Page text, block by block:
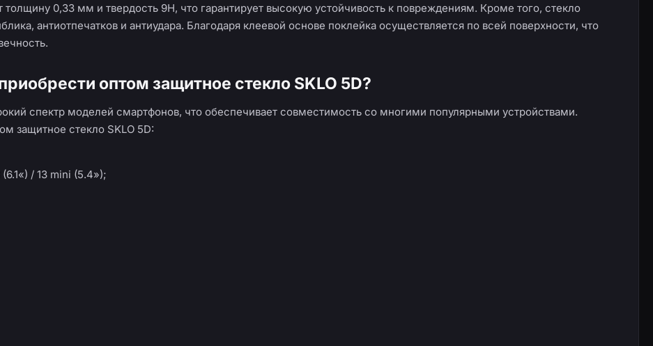
0,33 мм и твердость 9H, что гарантирует высокую устойчивость к повреждениям. Кроме того, стекло
антиотпечатков и антиудара. Благодаря клеевой основе поклейка осуществляется по всей поверхности, что
оптом защитное стекло SKLO 5D?
спектр моделей смартфонов, что обеспечивает совместимость со многими популярными устройствами.
защитное стекло SKLO 5D:
/ 13 mini (5.4»);